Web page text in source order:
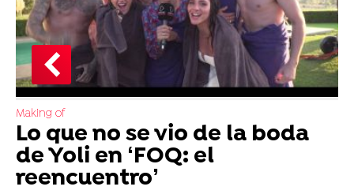
Making of
Lo que no se vio de la boda
de Yoli en ‘FOQ: el
reencuentro’